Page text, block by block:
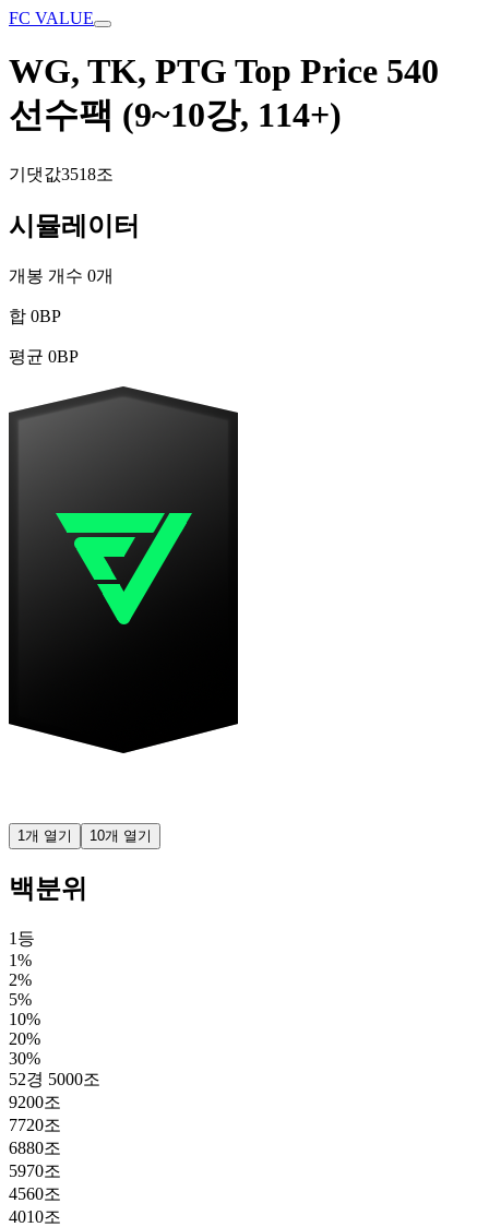
FC VALUE
WG, TK, PTG Top Price 540
선수팩 (9~10강, 114+)
기댓값3518조
시뮬레이터
개봉 개수 0개
합 0BP
평균 0BP
1개 열기 10개 열기
백분위
1등
1%
2%
5%
10%
20%
30%
52경 5000조
9200조
7720조
6880조
5970조
4560조
4010조